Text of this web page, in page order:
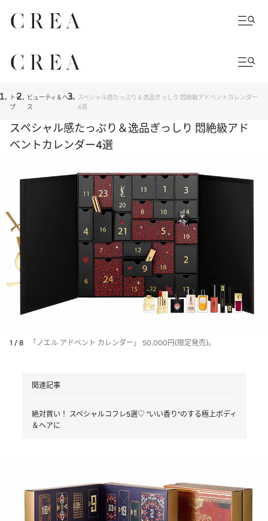
トッ
プ
ビューティ＆ヘル
ス
スペシャル感たっぷり＆逸品ぎっしり 悶絶級アドベントカレンダー
4選
スペシャル感たっぷり＆逸品ぎっしり 悶絶級アド
ベントカレンダー4選
1 / 8 「ノエル アドベント カレンダー」 50,000円(限定発売)。
関連記事
絶対買い！ スペシャルコフレ5選♡ “いい香り”のする極上ボディ
＆ヘアに